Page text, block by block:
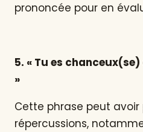
prononcée pour en
5. « Tu es
»
Cette phrase peut avoir
répercussions,